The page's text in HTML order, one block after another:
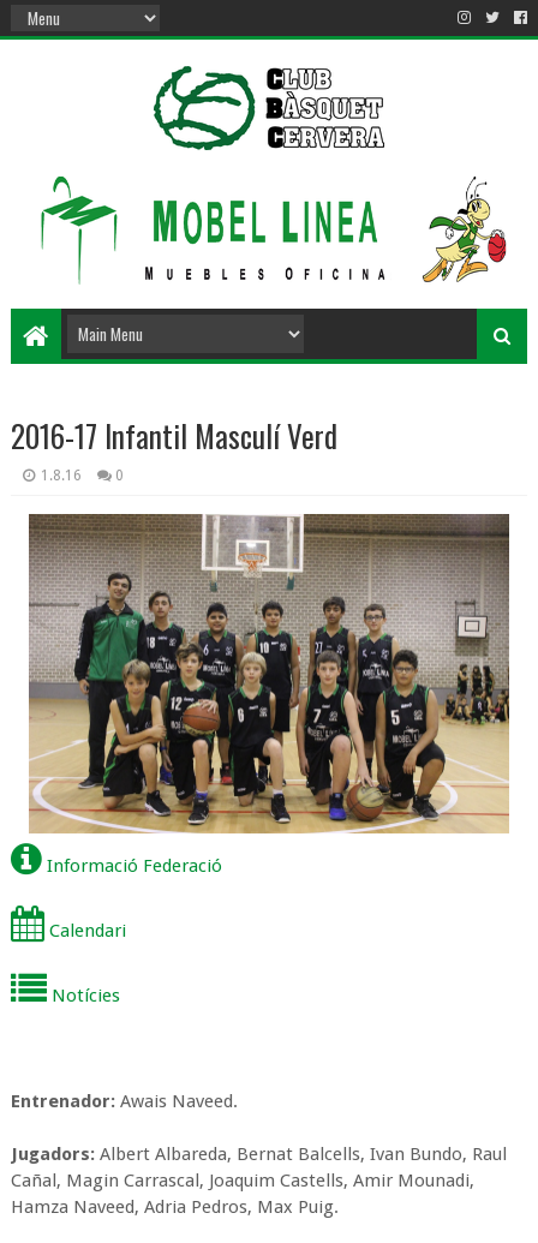
2016-17 Infantil Masculí Verd
1.8.16 0
Informació Federació
Calendari
Notícies
Entrenador: Awais Naveed.
Jugadors: Albert Albareda, Bernat Balcells, Ivan Bundo, Raul
Cañal, Magin Carrascal, Joaquim Castells, Amir Mounadi,
Hamza Naveed, Adria Pedros, Max Puig.